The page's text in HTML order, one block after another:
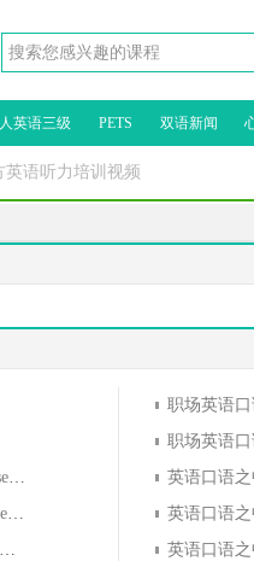
英语三级 PETS 双语新闻
英语听力培训视频
Famous 11th century tapestry to be housed at the British museum
diminutives（爱称词）：“sarnie” 和 “telly” 是怎么来的？
Understood the assignment 交出满分答卷，干得漂亮
英语口语
英语口语